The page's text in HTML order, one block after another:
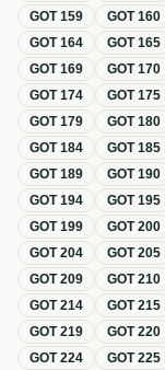
GOT159 GOT160
GOT164 GOT165
GOT169 GOT170
GOT174 GOT175
GOT179 GOT180
GOT184 GOT185
GOT189 GOT190
GOT194 GOT195
GOT199 GOT200
GOT204 GOT205
GOT209 GOT210
GOT214 GOT215
GOT219 GOT220
GOT224 GOT225